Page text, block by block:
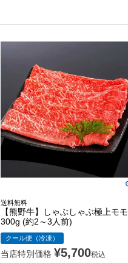
送料無料
【熊野牛】しゃぶしゃぶ極上モモ
300g (約2～3人前)
クール便（冷凍）
当店特別価格 ¥5,700税込